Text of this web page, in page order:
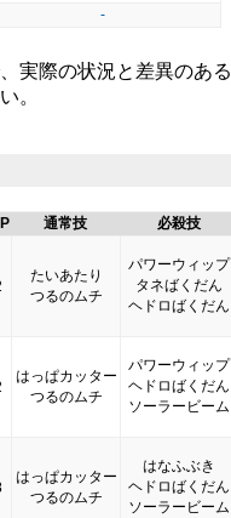
-
実際の状況と差異のある
。
通常技 必殺技
たいあたり
つるのムチ
パワーウィップ
タネばくだん
ヘドロばくだん
はっぱカッター
つるのムチ
パワーウィップ
ヘドロばくだん
ソーラービーム
はっぱカッター
つるのムチ
はなふぶき
ヘドロばくだん
ソーラービーム